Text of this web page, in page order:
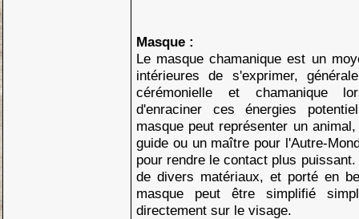
Masque :
Le masque chamanique est un
intérieures de s'exprimer,
cérémonielle et chamanique
d'enraciner ces énergies
masque peut représenter un
guide ou un maître pour l'Autre-
pour rendre le contact plus
de divers matériaux, et porté en
masque peut être simplifié
directement sur le visage.